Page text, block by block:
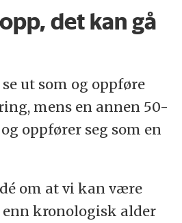
det kan gå
ut som og oppføre
mens en annen 50-
oppfører seg som en
om at vi kan være
kronologisk alder